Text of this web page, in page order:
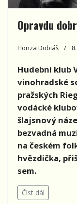
Opravdu
Honza Dobiáš
Hudební klub
vinohradské
pražských
vodácké
šlajsnový
bezvadná
na českém
hvězdička,
sem.
Číst dál